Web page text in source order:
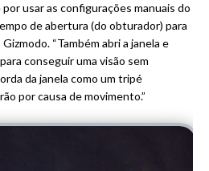
usar as configurações manuais do
de abertura (do obturador) para
“Também abri a janela e
conseguir uma visão sem
da janela como um tripé
por causa de movimento.”